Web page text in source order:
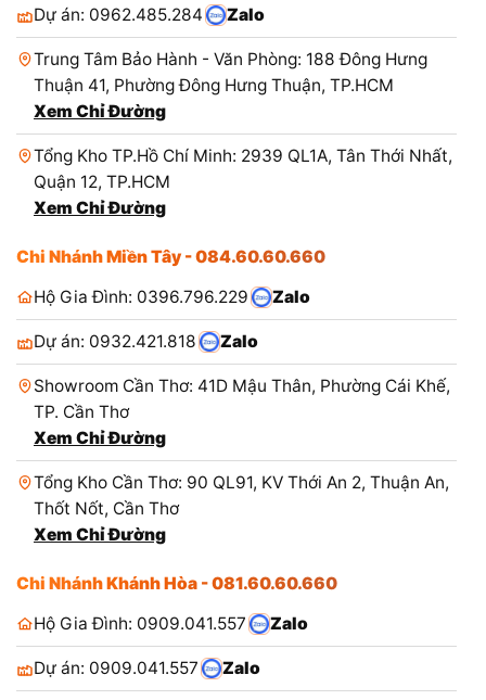
Dự án: 0962.485.284 Zalo
Trung Tâm Bảo Hành - Văn Phòng: 188 Đông Hưng
Thuận 41, Phường Đông Hưng Thuận, TP.HCM
Xem Chỉ Đường
Tổng Kho TP.Hồ Chí Minh: 2939 QL1A, Tân Thới Nhất,
Quận 12, TP.HCM
Xem Chỉ Đường
Chi Nhánh Miền Tây - 084.60.60.660
Hộ Gia Đình: 0396.796.229
Zalo
Dự án: 0932.421.818 Zalo
Showroom Cần Thơ: 41D Mậu Thân, Phường Cái Khế,
TP. Cần Thơ
Xem Chỉ Đường
Tổng Kho Cần Thơ: 90 QL91, KV Thới An 2, Thuận An,
Thốt Nốt, Cần Thơ
Xem Chỉ Đường
Chi Nhánh Khánh Hòa - 081.60.60.660
Hộ Gia Đình: 0909.041.557
Zalo
Dự án: 0909.041.557 Zalo